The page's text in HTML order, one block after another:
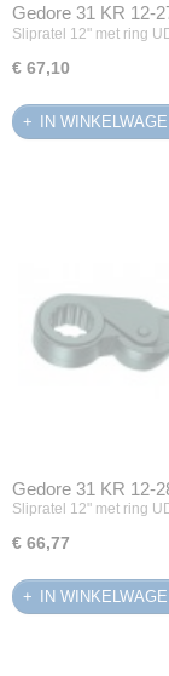
Gedore 31 KR 12-
Slipratel 12" met ring
€ 67,10
IN
Gedore 31 KR 12-
Slipratel 12" met ring
€ 66,77
IN